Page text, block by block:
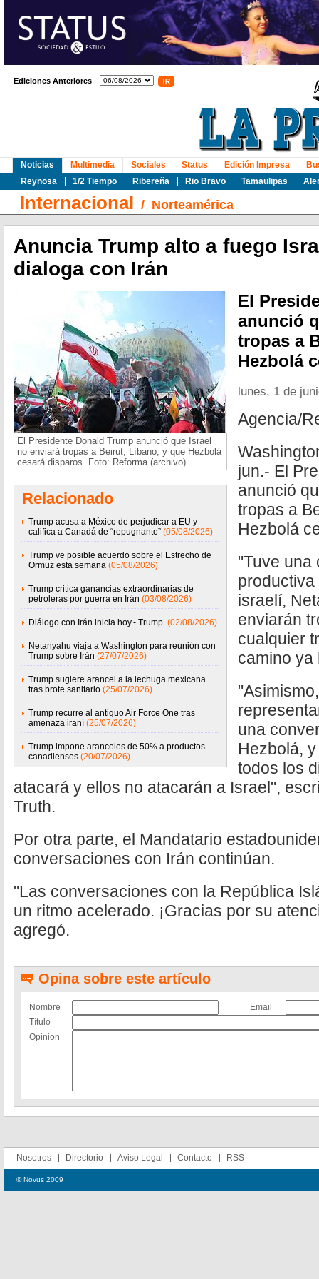
Ediciones Anteriores
Noticias
Reynosa
1/2 Tiempo Ribereña Rio Bravo Tamaulipas
Multimedia Sociales Status Edición Impresa
Internacional / Norteamérica
Anuncia Trump alto a fuego
dialoga con Irán
El Presidente Donald Trump anunció que Israel
no enviará tropas a Beirut, Líbano, y que Hezbolá
cesará disparos. Foto: Reforma (archivo).
Relacionado
Trump acusa a México de perjudicar a EU y
califica a Canadá de “repugnante” (05/08/2026)
Trump ve posible acuerdo sobre el Estrecho de
Ormuz esta semana (05/08/2026)
Trump critica ganancias extraordinarias de
petroleras por guerra en Irán (03/08/2026)
Diálogo con Irán inicia hoy.- Trump (02/08/2026)
Netanyahu viaja a Washington para reunión con
Trump sobre Irán (27/07/2026)
Trump sugiere arancel a la lechuga mexicana
tras brote sanitario (25/07/2026)
Trump recurre al antiguo Air Force One tras
amenaza iraní (25/07/2026)
Trump impone aranceles de 50% a productos
canadienses (20/07/2026)
El
anunció
tropas a
Hezbolá
lunes, 1 de
Agencia/
jun.- El
anunció
tropas a
Hezbolá
"Tuve una
israelí,
enviarán
cualquier
camino ya
una
Hezbolá,
todos los
atacará y ellos no atacarán a Israel",
Truth.
Por otra parte, el Mandatario
conversaciones con Irán continúan.
"Las conversaciones con la República
un ritmo acelerado. ¡Gracias por su
agregó.
Opina sobre este artículo
Nombre
Email
Título
Opinion
Nosotros Directorio Aviso Legal Contacto RSS
© Novus 2009